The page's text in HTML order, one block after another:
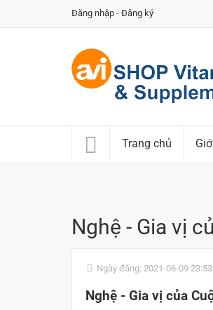
Đăng nhập - Đăng ký
Trang chủ
Nghệ - Gia vị
Ngày đăng: 2021-06-09
Nghệ - Gia vị của